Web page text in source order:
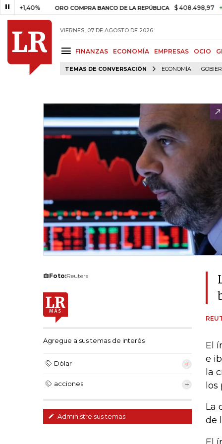
ORO COMPRA BANCO DE LA REPÚBLICA $ 408.498,97 +$
VIERNES, 07 DE AGOSTO DE 2026
FINANZAS ECONOMÍA EMPRESAS OCIO
TEMAS DE CONVERSACIÓN ECONOMÍA
Foto:Reuters
Agregue a sus temas de interés
Dólar
acciones
Administre sus temas
El
e
la
La
de